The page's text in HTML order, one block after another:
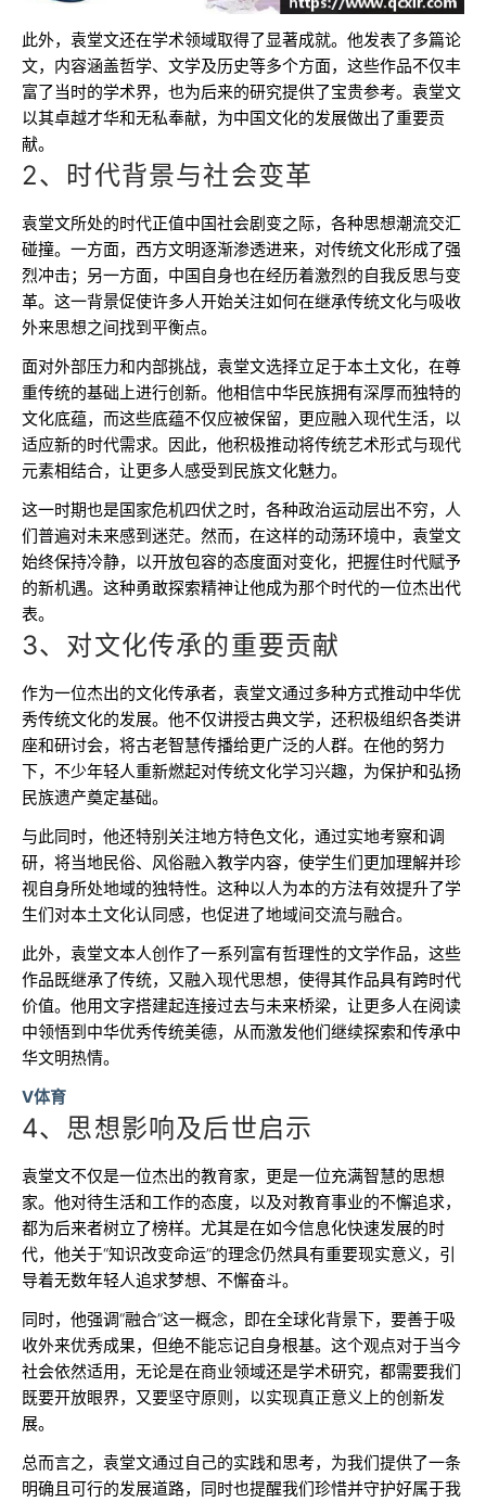
此外，袁堂文还在学术领域取得了显著成就。他发表了多篇论
文，内容涵盖哲学、文学及历史等多个方面，这些作品不仅丰
富了当时的学术界，也为后来的研究提供了宝贵参考。袁堂文
以其卓越才华和无私奉献，为中国文化的发展做出了重要贡
献。
2、时代背景与社会变革
袁堂文所处的时代正值中国社会剧变之际，各种思想潮流交汇
碰撞。一方面，西方文明逐渐渗透进来，对传统文化形成了强
烈冲击；另一方面，中国自身也在经历着激烈的自我反思与变
革。这一背景促使许多人开始关注如何在继承传统文化与吸收
外来思想之间找到平衡点。
面对外部压力和内部挑战，袁堂文选择立足于本土文化，在尊
重传统的基础上进行创新。他相信中华民族拥有深厚而独特的
文化底蕴，而这些底蕴不仅应被保留，更应融入现代生活，以
适应新的时代需求。因此，他积极推动将传统艺术形式与现代
元素相结合，让更多人感受到民族文化魅力。
这一时期也是国家危机四伏之时，各种政治运动层出不穷，人
们普遍对未来感到迷茫。然而，在这样的动荡环境中，袁堂文
始终保持冷静，以开放包容的态度面对变化，把握住时代赋予
的新机遇。这种勇敢探索精神让他成为那个时代的一位杰出代
表。
3、对文化传承的重要贡献
作为一位杰出的文化传承者，袁堂文通过多种方式推动中华优
秀传统文化的发展。他不仅讲授古典文学，还积极组织各类讲
座和研讨会，将古老智慧传播给更广泛的人群。在他的努力
下，不少年轻人重新燃起对传统文化学习兴趣，为保护和弘扬
民族遗产奠定基础。
与此同时，他还特别关注地方特色文化，通过实地考察和调
研，将当地民俗、风俗融入教学内容，使学生们更加理解并珍
视自身所处地域的独特性。这种以人为本的方法有效提升了学
生们对本土文化认同感，也促进了地域间交流与融合。
此外，袁堂文本人创作了一系列富有哲理性的文学作品，这些
作品既继承了传统，又融入现代思想，使得其作品具有跨时代
价值。他用文字搭建起连接过去与未来桥梁，让更多人在阅读
中领悟到中华优秀传统美德，从而激发他们继续探索和传承中
华文明热情。
V体育
4、思想影响及后世启示
袁堂文不仅是一位杰出的教育家，更是一位充满智慧的思想
家。他对待生活和工作的态度，以及对教育事业的不懈追求，
都为后来者树立了榜样。尤其是在如今信息化快速发展的时
代，他关于“知识改变命运”的理念仍然具有重要现实意义，引
导着无数年轻人追求梦想、不懈奋斗。
同时，他强调“融合”这一概念，即在全球化背景下，要善于吸
收外来优秀成果，但绝不能忘记自身根基。这个观点对于当今
社会依然适用，无论是在商业领域还是学术研究，都需要我们
既要开放眼界，又要坚守原则，以实现真正意义上的创新发
展。
总而言之，袁堂文通过自己的实践和思考，为我们提供了一条
明确且可行的发展道路，同时也提醒我们珍惜并守护好属于我